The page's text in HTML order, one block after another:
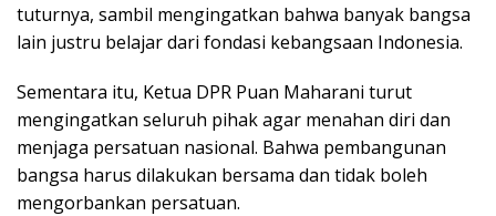
tuturnya, sambil mengingatkan bahwa banyak bangsa
lain justru belajar dari fondasi kebangsaan Indonesia.
Sementara itu, Ketua DPR Puan Maharani turut
mengingatkan seluruh pihak agar menahan diri dan
menjaga persatuan nasional. Bahwa pembangunan
bangsa harus dilakukan bersama dan tidak boleh
mengorbankan persatuan.